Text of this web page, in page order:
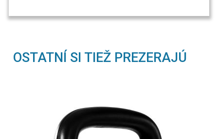
OSTATNÍ SI TIEŽ PREZERAJÚ